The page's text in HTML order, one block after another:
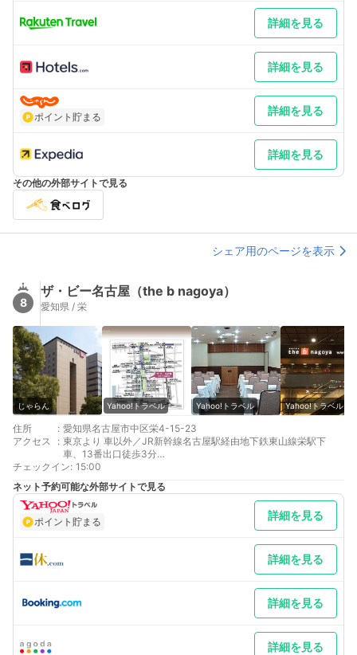
詳細を見る
詳細を見る
ポイント貯まる 詳細を見る
詳細を見る
その他の外部サイトで見る
シェア用のページを表示
8
ザ・ビー名古屋（the b nagoya）
愛知県 / 栄
じゃらん Yahoo!トラベル Yahoo!トラベル Yahoo!トラベル
住所 : 愛知県名古屋市中区栄4-15-23
アクセス
: 東京より 車以外／JR新幹線名古屋駅経由地下鉄東山線栄駅下
車、13番出口徒歩3分
大阪より 車以外／新幹線、近鉄名古屋駅経由地下鉄東山線栄駅下
車13番出口徒歩3分
最寄り駅１ 栄
最寄り駅２ 矢場町
補足 車／the b 名古屋では、周辺におすすめ駐車場がございま
すので、車でもらくらくアクセスできます。周辺駐車場●名鉄協
商栄Mパーキング(名鉄協商栄4丁目第5パーキングはサービス券
対象外)●武平通パーキング●セントラルパーキング
チェックイン: 15:00
ネット予約可能な外部サイトで見る
ポイント貯まる 詳細を見る
詳細を見る
詳細を見る
詳細を見る